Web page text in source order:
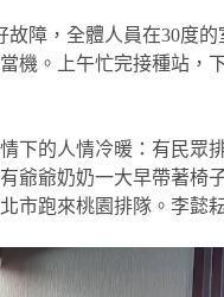
故障，全體人員在30度
機。上午忙完接種站，
下的人情冷暖：有民眾
爺爺奶奶一大早帶著椅
市跑來桃園排隊。李懿